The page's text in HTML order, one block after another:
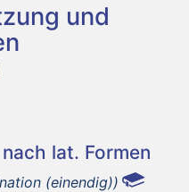
und
lat. Formen
(einendig))